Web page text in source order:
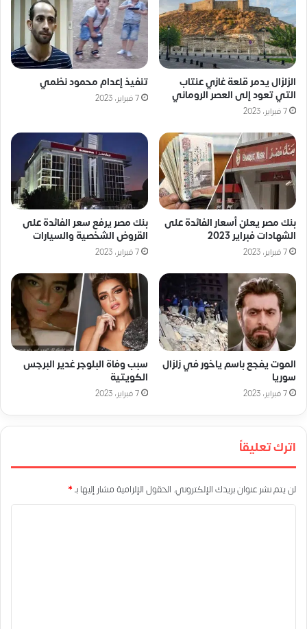
الزلزال يدمر قلعة غازي عنتاب
التي تعود إلى العصر الروماني
7 فبراير، 2023
تنفيذ إعدام محمود نظمي
7 فبراير، 2023
بنك مصر يعلن أسعار الفائدة على
الشهادات فبراير 2023
7 فبراير، 2023
بنك مصر يرفع سعر الفائدة على
القروض الشخصية والسيارات
7 فبراير، 2023
الموت يفجع باسم ياخور في زلزال
سوريا
7 فبراير، 2023
سبب وفاة البلوجر غدير البرجس
الكويتية
7 فبراير، 2023
اترك تعليقاً
لن يتم نشر عنوان بريدك الإلكتروني. الحقول الإلزامية مشار إليها بـ*